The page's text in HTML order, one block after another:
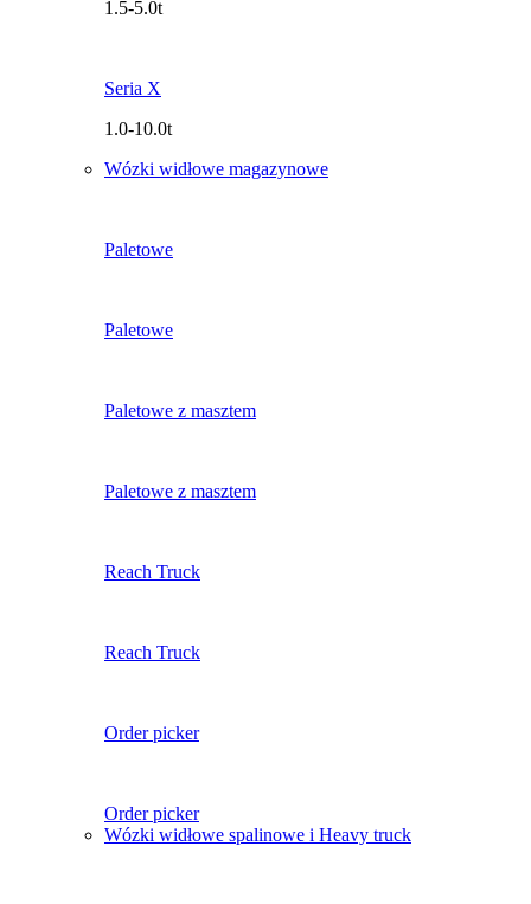
1.5-5.0t
Seria X
1.0-10.0t
Wózki widłowe magazynowe
Paletowe
Paletowe
Paletowe z masztem
Paletowe z masztem
Reach Truck
Reach Truck
Order picker
Order picker
Wózki widłowe spalinowe i Heavy truck